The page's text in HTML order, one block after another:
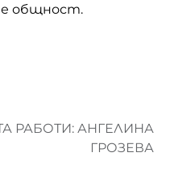
общност.
РАБОТИ: АНГЕЛИНА
ГРОЗЕВА